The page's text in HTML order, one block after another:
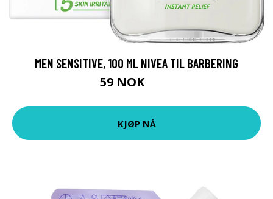
MEN SENSITIVE, 100 ML NIVEA TIL BARBERING
59 NOK
KJØP NÅ